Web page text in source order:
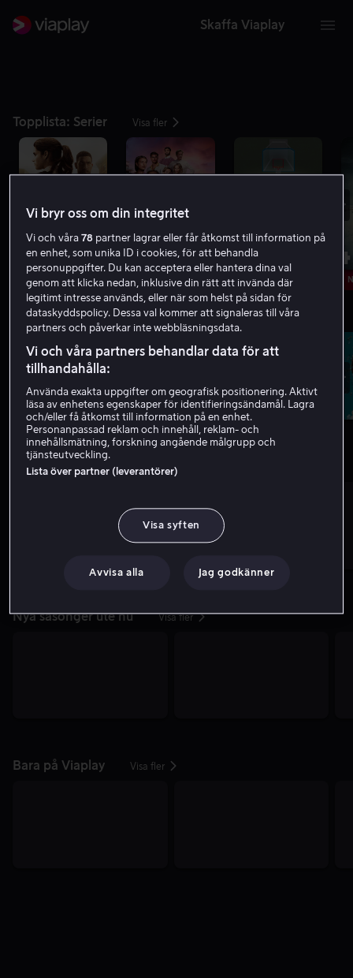
Skaffa Viaplay
Topplista: Serier Visa fler
1
Ny säsong 19 aug
2
Se alla säsonger
3 4
Serier med minst 8.0 på IMDb Visa fler
Nytt hos oss Visa fler
Nya säsonger ute nu Visa fler
Bara på Viaplay Visa fler
Vi bryr oss om din integritet
Vi och våra78 partner lagrar eller får åtkomst till information på
en enhet, som unika ID i cookies, för att behandla
personuppgifter. Du kan acceptera eller hantera dina val
genom att klicka nedan, inklusive din rätt att invända där
legitimt intresse används, eller när som helst på sidan för
dataskyddspolicy. Dessa val kommer att signaleras till våra
partners och påverkar inte webbläsningsdata.
Vi och våra partners behandlar data för att
tillhandahålla:
Använda exakta uppgifter om geografisk positionering. Aktivt
läsa av enhetens egenskaper för identifieringsändamål. Lagra
och/eller få åtkomst till information på en enhet.
Personanpassad reklam och innehåll, reklam- och
innehållsmätning, forskning angående målgrupp och
tjänsteutveckling.
Lista över partner (leverantörer)
Visa syften
Avvisa alla Jag godkänner